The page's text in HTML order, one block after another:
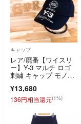
キャップ
レア/廃番【ワイスリ
ー】Y-3 マルチ ロゴ
刺繍 キャップ モノト
¥13,680
136円相当還元(1%)